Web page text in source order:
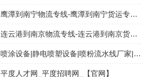
鹰潭到南宁物流专线-鹰潭到南宁货运专线-鹰潭至南宁物流公司-就发物流网
连云港到南京物流专线-连云港到南京货运专线-连云港至南京物流公司-就发物流网
喷涂设备|静电喷塑设备|喷粉流水线厂家|鑫凯胜涂装生产线
平度人才网_平度招聘网_【官网】